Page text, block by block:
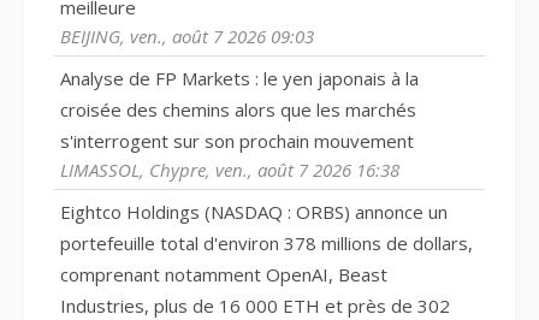
meilleure
BEIJING, ven., août 7 2026 09:03
Analyse de FP Markets : le yen japonais à la
croisée des chemins alors que les marchés
s'interrogent sur son prochain mouvement
LIMASSOL, Chypre, ven., août 7 2026 16:38
Eightco Holdings (NASDAQ : ORBS) annonce un
portefeuille total d'environ 378 millions de dollars,
comprenant notamment OpenAI, Beast
Industries, plus de 16 000 ETH et près de 302